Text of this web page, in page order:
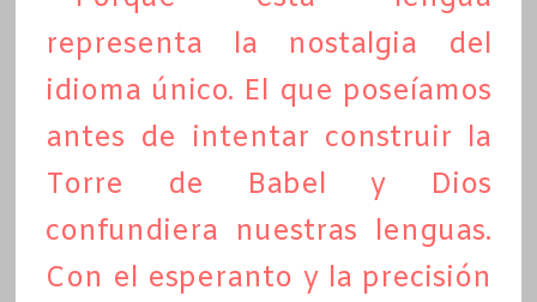
representa la nostalgia del
idioma único. El que poseíamos
antes de intentar construir la
Torre de Babel y Dios
confundiera nuestras lenguas.
Con el esperanto y la precisión